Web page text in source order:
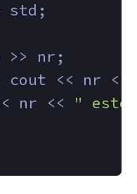
std;
nr;
cout << nr
nr << " este